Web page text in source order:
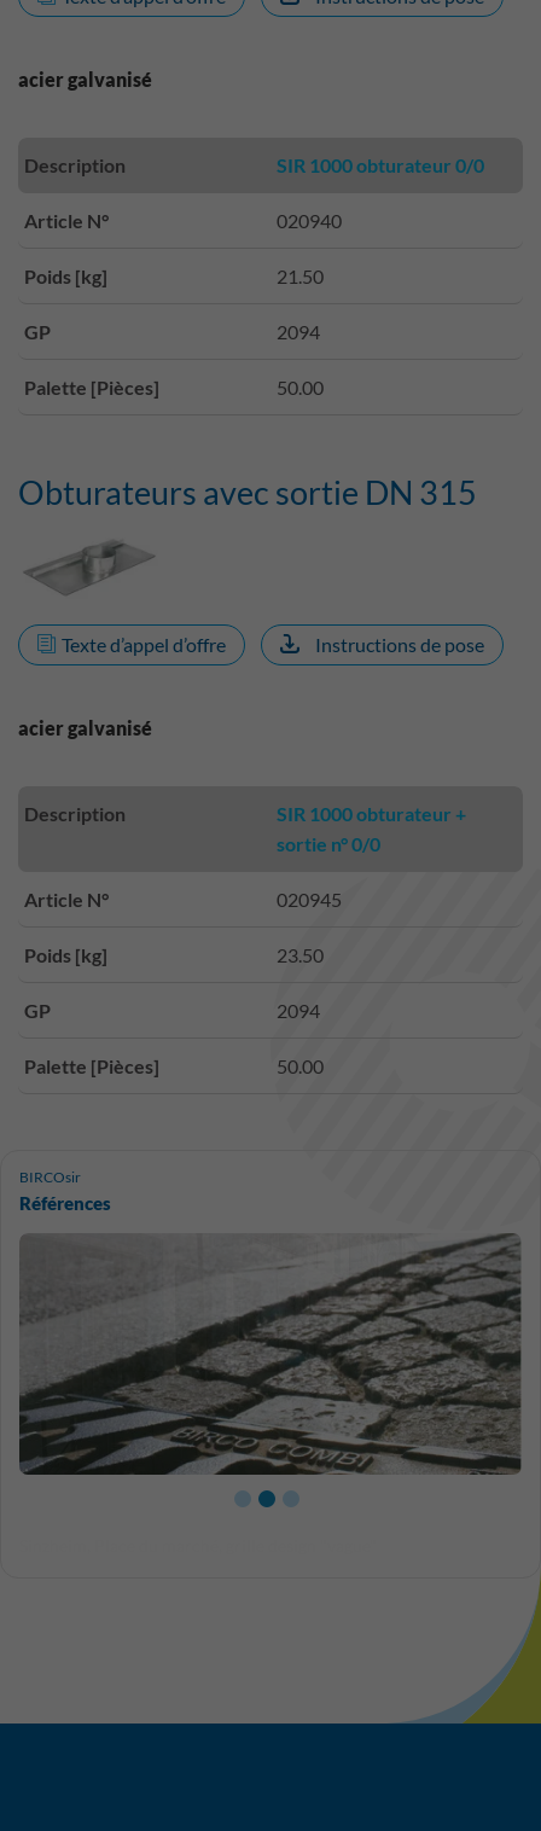
acier galvanisé
Description SIR 1000 obturateur 0/0
Article N° 020940
Poids [kg] 21.50
GP 2094
Palette [Pièces] 50.00
Obturateurs avec sortie DN 315
Texte d’appel d’offre Instructions de pose
acier galvanisé
Description
SIR 1000 obturateur +
sortie n° 0/0
Article N° 020945
Poids [kg] 23.50
GP 2094
Palette [Pièces] 50.00
BIRCOsir
Références